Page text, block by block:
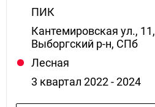
ПИК
Кантемировская ул., 11,
Выборгский р-н, СПб
Лесная
3 квартал 2022 - 2024